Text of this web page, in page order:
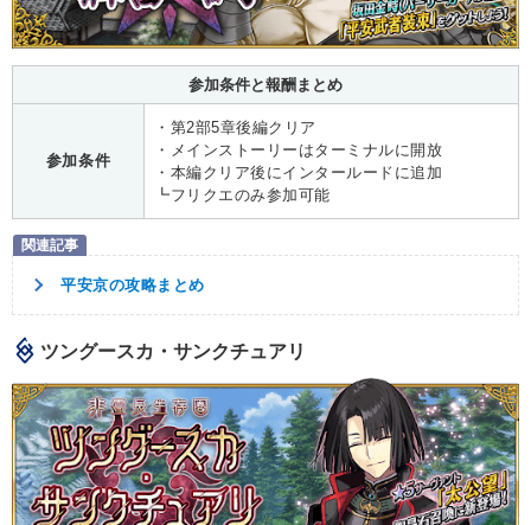
参加条件と報酬まとめ
参加条件
・第2部5章後編クリア
・メインストーリーはターミナルに開放
・本編クリア後にインタールードに追加
┗フリクエのみ参加可能
平安京の攻略まとめ
ツングースカ・サンクチュアリ